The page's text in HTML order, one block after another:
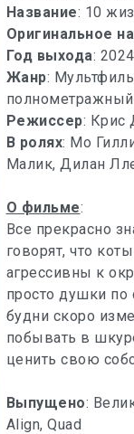
Название: 10
Оригинальное
Год выхода: 2024
Жанр:
полнометражный
Режиссер: Крис
В ролях: Мо
Малик, Дилан
О фильме:
Все прекрасно
говорят, что
агрессивны к
просто душки по
будни скоро
побывать в
ценить свою
Выпущено:
Align, Quad